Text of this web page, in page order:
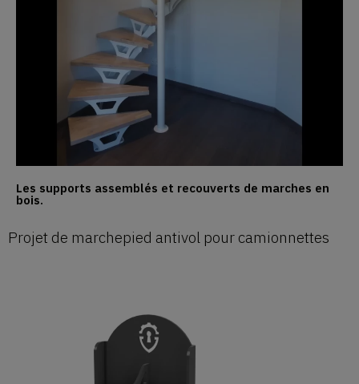
Les supports assemblés et recouverts de marches en
bois.
Projet de marchepied antivol pour camionnettes